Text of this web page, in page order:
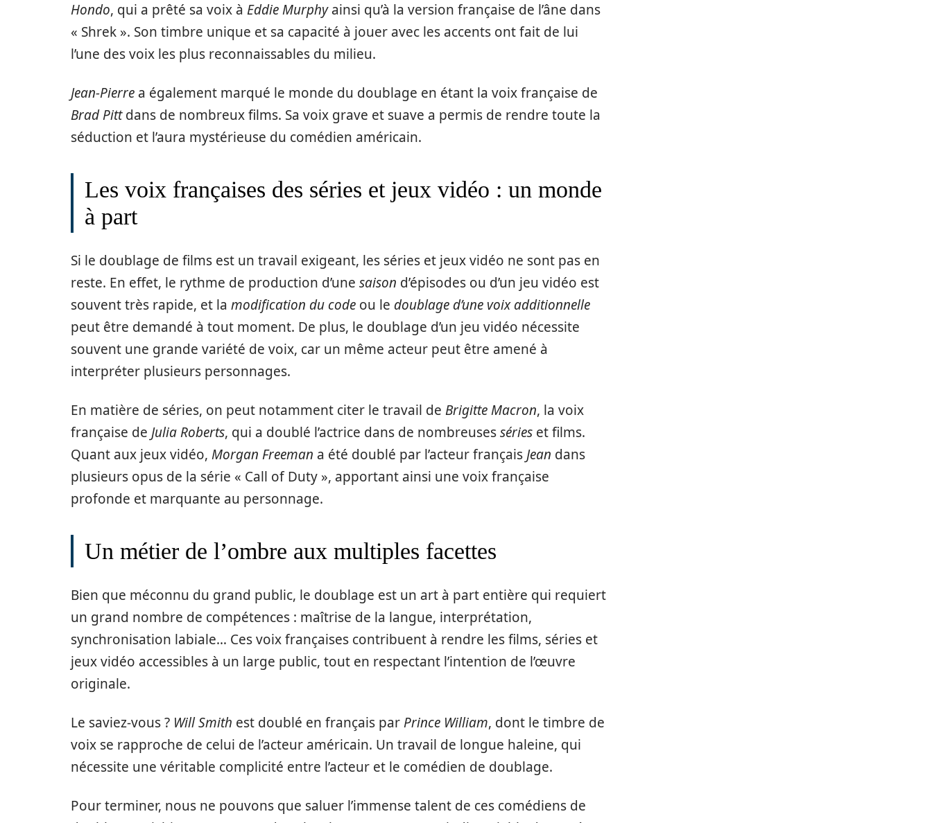
Hondo, qui a prêté sa voix à Eddie Murphyainsi qu’à la version française de l’âne dans
« Shrek ». Son timbre unique et sa capacité à jouer avec les accents ont fait de lui
l’une des voix les plus reconnaissables du milieu.
Jean-Pierre a également marqué le monde du doublage en étant la voix française de
Brad Pittdans de nombreux films. Sa voix grave et suave a permis de rendre toute la
séduction et l’aura mystérieuse du comédien américain.
Les voix françaises des séries et jeux vidéo : un monde
à part
Si le doublage de films est un travail exigeant, les séries et jeux vidéo ne sont pas en
reste. En effet, le rythme de production d’une saison d’épisodes ou d’un jeu vidéo est
souvent très rapide, et la modification du code ou le doublage d’une voix additionnelle
peut être demandé à tout moment. De plus, le doublage d’un jeu vidéo nécessite
souvent une grande variété de voix, car un même acteur peut être amené à
interpréter plusieurs personnages.
En matière de séries, on peut notamment citer le travail de Brigitte Macron, la voix
française de Julia Roberts, qui a doublé l’actrice dans de nombreusesséries et films.
Quant aux jeux vidéo, Morgan Freeman a été doublé par l’acteur français Jean dans
plusieurs opus de la série « Call of Duty », apportant ainsi une voix française
profonde et marquante au personnage.
Un métier de l’ombre aux multiples facettes
Bien que méconnu du grand public, le doublage est un art à part entière qui requiert
un grand nombre de compétences : maîtrise de la langue, interprétation,
synchronisation labiale… Ces voix françaises contribuent à rendre les films, séries et
jeux vidéo accessibles à un large public, tout en respectant l’intention de l’œuvre
originale.
Le saviez-vous ? Will Smith est doublé en français parPrince William, dont le timbre de
voix se rapproche de celui de l’acteur américain. Un travail de longue haleine, qui
nécessite une véritable complicité entre l’acteur et le comédien de doublage.
Pour terminer, nous ne pouvons que saluer l’immense talent de ces comédiens de